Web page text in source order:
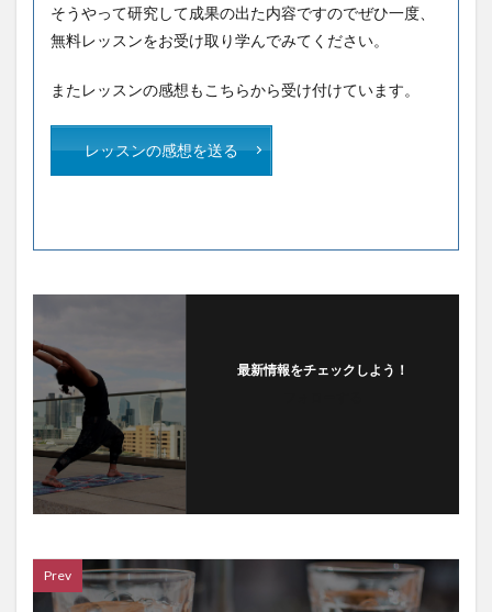
そうやって研究して成果の出た内容ですのでぜひ一度、
無料レッスンをお受け取り学んでみてください。
またレッスンの感想もこちらから受け付けています。
レッスンの感想を送る
最新情報をチェックしよう！
Prev